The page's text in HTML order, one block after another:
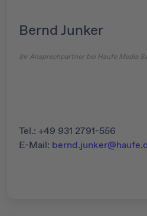
Bernd Junker
Ihr Ansprechpartner bei Haufe Media
Tel.: +49 931 2791-556
E-Mail: